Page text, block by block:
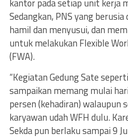
kantor pada setiap unit kerja
Sedangkan, PNS yang
hamil dan menyusui, dan
untuk melakukan Flexible
(FWA).
“Kegiatan Gedung Sate
sampaikan memang mulai
persen (kehadiran) walaupun
karyawan udah WFH dulu.
Sekda pun berlaku sampai 9